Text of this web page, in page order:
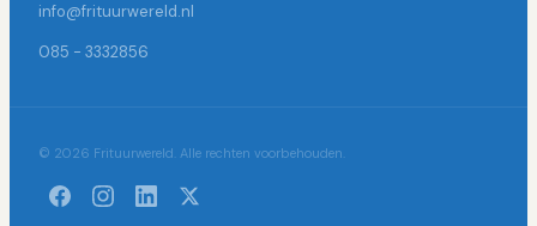
info@frituurwereld.nl
085 - 3332856
© 2026 Frituurwereld. Alle rechten voorbehouden.